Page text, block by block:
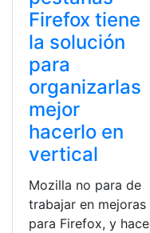
Firefox tiene
la solución
para
organizarlas
mejor
hacerlo en
vertical
Mozilla no para de
trabajar en mejoras
para Firefox, y hace